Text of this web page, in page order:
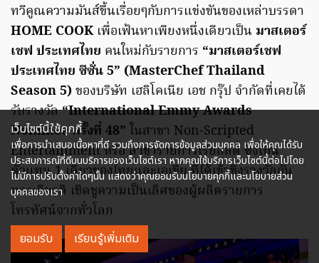
ทวีคูณความมันส์ขึ้นเรื่อยๆกับการแข่งขันของเหล่าบรรดา
HOME COOK เพื่อเฟ้นหาเพียงหนึ่งเดียวเป็น มาสเตอร์
เชฟ ประเทศไทย คนใหม่กับรายการ “มาสเตอร์เชฟ
ประเทศไทย ซีซั่น 5” (MasterChef Thailand
Season 5)ของบริษัท เฮลิโคเนีย เอช กรุ๊ป จำกัดที่เคยได้
รับรางวัล“International Emmy Awards
Nominee ครั้งที่ 48” ในสาขา Non-Scripted
Entertainment หรือ สาขารายการเรียลลิตี้ ซึ่งเป็น
ตัวแทน 1 เดียวของไทยและเอเชีย ที่ได้เข้าชิงรางวัลอัน
ทรงเกียรติ เชิดชูความเป็นเลิศของผู้ผลิตรายการ
โทรทัศน์จากทั่วโลก
เว็บไซต์นี้ใช้คุกกี้
เพื่อการนำเสนอเนื้อหาที่ดี รวมถึงการจัดการข้อมูลส่วนบุคคล เพื่อให้คุณได้รับ
ประสบการณ์ที่ดีบนบริการของเว็บไซต์เรา หากคุณใช้บริการเว็บไซต์นี้ต่อไปโดย
ไม่มีการปรับตั้งค่าใดๆนั้น แสดงว่าคุณยอมรับนโยบายคุกกี้และนโยบายส่วน
บุคคลของเรา
ยอมรับ เรียนรู้เพิ่มเติม